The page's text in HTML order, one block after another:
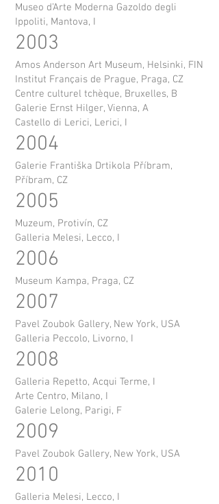
Museo d’Arte Moderna Gazoldo degli
Ippoliti, Mantova, I
2003
Amos Anderson Art Museum, Helsinki, FIN
Institut Français de Prague, Praga, CZ
Centre culturel tchèque, Bruxelles, B
Galerie Ernst Hilger, Vienna, A
Castello di Lerici, Lerici, I
2004
Galerie Františka Drtikola Příbram,
Příbram, CZ
2005
Muzeum, Protivín, CZ
Galleria Melesi, Lecco, I
2006
Museum Kampa, Praga, CZ
2007
Pavel Zoubok Gallery, New York, USA
Galleria Peccolo, Livorno, I
2008
Galleria Repetto, Acqui Terme, I
Arte Centro, Milano, I
Galerie Lelong, Parigi, F
2009
Pavel Zoubok Gallery, New York, USA
2010
Galleria Melesi, Lecco, I